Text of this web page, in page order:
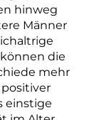
hinweg
Männer
die
mehr
einstige